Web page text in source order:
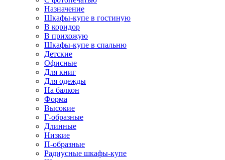
Назначение
Шкафы-купе в гостиную
В коридор
В прихожую
Шкафы-купе в спальню
Детские
Офисные
Для книг
Для одежды
На балкон
Форма
Высокие
Г-образные
Длинные
Низкие
П-образные
Радиусные шкафы-купе